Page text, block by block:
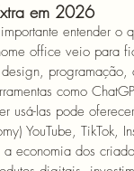
em 2026
entender
office veio para
programação,
como
usá-las pode
YouTube, TikTok,
economia dos